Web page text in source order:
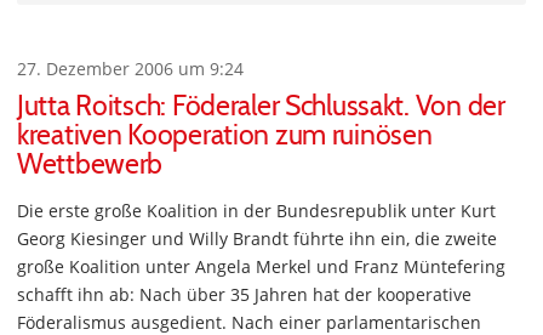
27. Dezember 2006 um 9:24
Jutta Roitsch: Föderaler Schlussakt. Von der
kreativen Kooperation zum ruinösen
Wettbewerb
Die erste große Koalition in der Bundesrepublik unter Kurt
Georg Kiesinger und Willy Brandt führte ihn ein, die zweite
große Koalition unter Angela Merkel und Franz Müntefering
schafft ihn ab: Nach über 35 Jahren hat der kooperative
Föderalismus ausgedient. Nach einer parlamentarischen